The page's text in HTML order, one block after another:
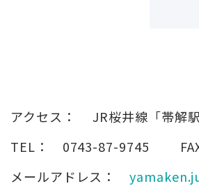
アクセス：
JR桜井線「帯解
TEL：
0743-87-9745
メールアドレス：